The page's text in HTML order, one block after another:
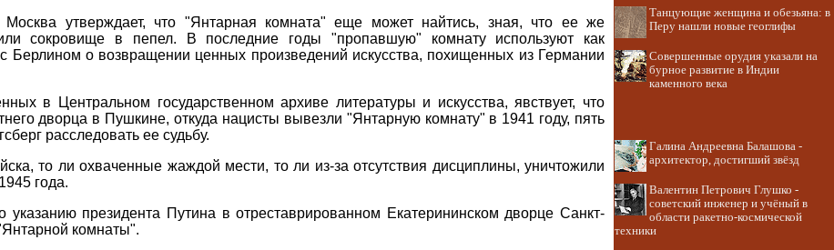
утверждает, что "Янтарная комната" еще может найтись, зная, что ее же
сокровище в пепел. В последние годы "пропавшую" комнату используют как
Берлином о возвращении ценных произведений искусства, похищенных из Германии
в Центральном государственном архиве литературы и искусства, явствует, что
дворца в Пушкине, откуда нацисты вывезли "Янтарную комнату" в 1941 году, пять
расследовать ее судьбу.
то ли охваченные жаждой мести, то ли из-за отсутствия дисциплины, уничтожили
года.
президента Путина в отреставрированном Екатерининском дворце Санкт-
комнаты".
Танцующие женщина и обезьяна: в
Перу нашли новые геоглифы
Совершенные орудия указали на
бурное развитие в Индии
каменного века
Галина Андреевна Балашова -
архитектор, достигший звёзд
Валентин Петрович Глушко -
советский инженер и учёный в
области ракетно-космической
техники